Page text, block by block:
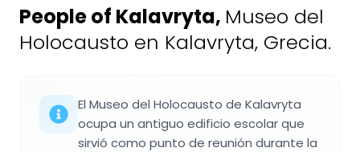
People of Kalavryta, Museo del
Holocausto en Kalavryta, Grecia.
El Museo del Holocausto de Kalavryta
ocupa un antiguo edificio escolar que
sirvió como punto de reunión durante la